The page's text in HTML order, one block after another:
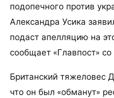
подопечного против
Александра Усика
подаст апелляцию на
сообщает «Главпост»
Британский тяжеловес
что он был «обманут»